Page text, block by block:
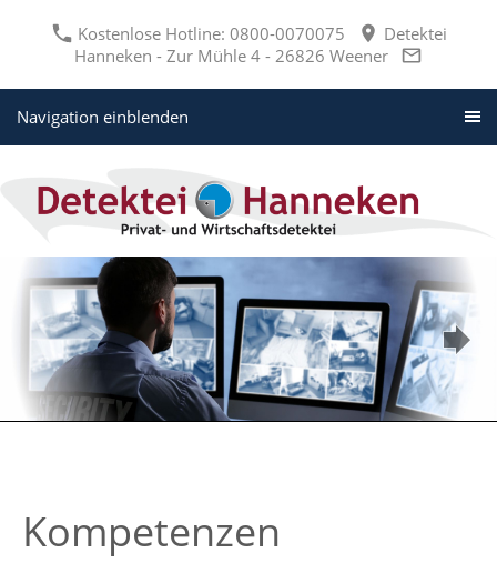
Kostenlose Hotline: 0800-0070075
Detektei
Hanneken - Zur Mühle 4 - 26826 Weener
Navigation einblenden
Kompetenzen